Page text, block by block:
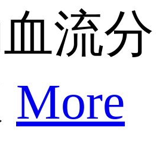
流分
More